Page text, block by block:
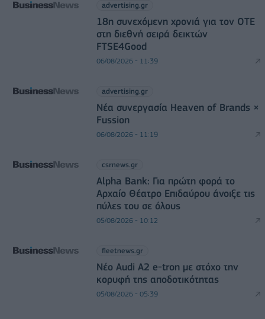
advertising.gr
18η συνεχόμενη χρονιά για τον ΟΤΕ
στη διεθνή σειρά δεικτών
FTSE4Good
06/08/2026 - 11:39
advertising.gr
Νέα συνεργασία Heaven of Brands ×
Fussion
06/08/2026 - 11:19
csrnews.gr
Alpha Bank: Για πρώτη φορά το
Αρχαίο Θέατρο Επιδαύρου άνοιξε τις
πύλες του σε όλους
05/08/2026 - 10:12
fleetnews.gr
Νέο Audi A2 e-tron με στόχο την
κορυφή της αποδοτικότητας
05/08/2026 - 05:39